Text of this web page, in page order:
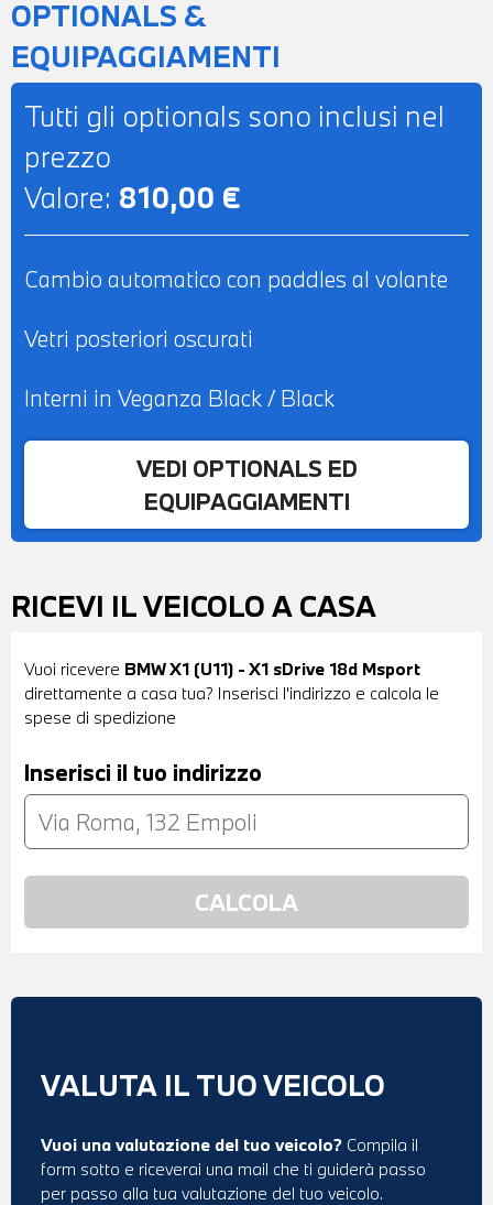
PERMUTA - POSSIBILITA' DI
FINANZIAMENTO ANCHE PER L'INTERO
OPTIONALS &
EQUIPAGGIAMENTI
Tutti gli optionals sono inclusi nel
prezzo
Valore: 810,00 €
Cambio automatico con paddles al volante
Vetri posteriori oscurati
Interni in Veganza Black / Black
VEDI OPTIONALS ED
EQUIPAGGIAMENTI
RICEVI IL VEICOLO A CASA
Vuoi ricevere BMW X1 (U11) - X1 sDrive 18d Msport
direttamente a casa tua? Inserisci l'indirizzo e calcola le
spese di spedizione
Inserisci il tuo indirizzo
VALUTA IL TUO VEICOLO
Vuoi una valutazione del tuo veicolo? Compila il
form sotto e riceverai una mail che ti guiderà passo
per passo alla tua valutazione del tuo veicolo.